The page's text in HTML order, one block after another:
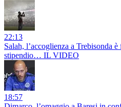
22:13
Salah, l’accoglienza a Trebisonda
stipendio… IL VIDEO
18:57